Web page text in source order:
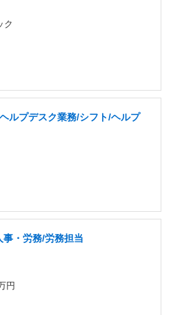
ク
ルプデスク業務/シフト/ヘルプ
事・労務/労務担当
円